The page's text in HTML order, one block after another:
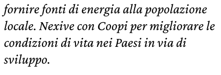
fornire fonti di energia alla popolazione
locale. Nexive con Coopi per migliorare le
condizioni di vita nei Paesi in via di
sviluppo.